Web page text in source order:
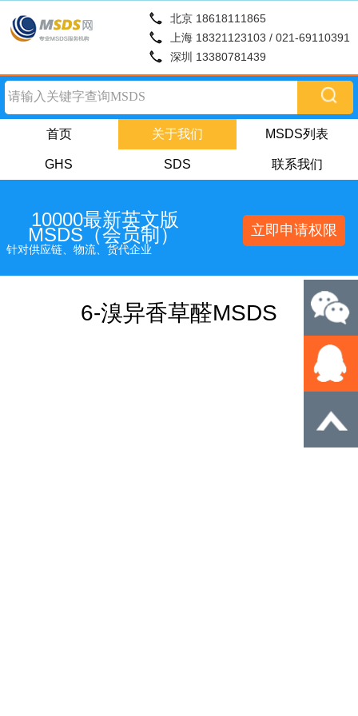
北京 18618111865
上海 18321123103 / 021-69110391
深圳 13380781439
首页 关于我们 MSDS列表
GHS SDS 联系我们
10000最新英文版
MSDS（会员制）
针对供应链、物流、货代企业
立即申请权限
6-溴异香草醛MSDS